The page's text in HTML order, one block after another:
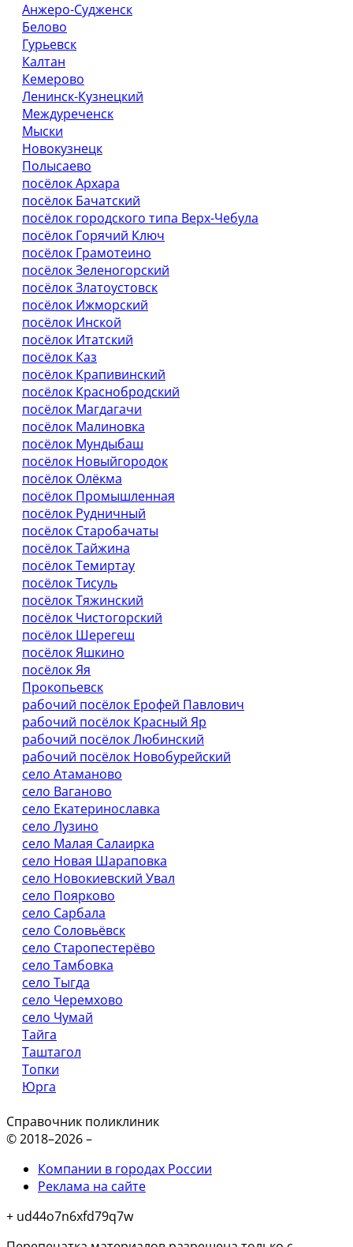
Анжеро-Судженск
Белово
Гурьевск
Калтан
Кемерово
Ленинск-Кузнецкий
Междуреченск
Мыски
Новокузнецк
Полысаево
посёлок Архара
посёлок Бачатский
посёлок городского типа Верх-Чебула
посёлок Горячий Ключ
посёлок Грамотеино
посёлок Зеленогорский
посёлок Златоустовск
посёлок Ижморский
посёлок Инской
посёлок Итатский
посёлок Каз
посёлок Крапивинский
посёлок Краснобродский
посёлок Магдагачи
посёлок Малиновка
посёлок Мундыбаш
посёлок Новыйгородок
посёлок Олёкма
посёлок Промышленная
посёлок Рудничный
посёлок Старобачаты
посёлок Тайжина
посёлок Темиртау
посёлок Тисуль
посёлок Тяжинский
посёлок Чистогорский
посёлок Шерегеш
посёлок Яшкино
посёлок Яя
Прокопьевск
рабочий посёлок Ерофей Павлович
рабочий посёлок Красный Яр
рабочий посёлок Любинский
рабочий посёлок Новобурейский
село Атаманово
село Ваганово
село Екатеринославка
село Лузино
село Малая Салаирка
село Новая Шараповка
село Новокиевский Увал
село Поярково
село Сарбала
село Соловьёвск
село Старопестерёво
село Тамбовка
село Тыгда
село Черемхово
село Чумай
Тайга
Таштагол
Топки
Юрга
Справочник поликлиник
© 2018–2026 –
Компании в городах России
Реклама на сайте
+ ud44o7n6xfd79q7w